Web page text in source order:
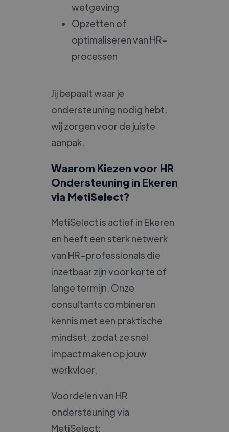
wetgeving
Opzetten of
optimaliseren van HR-
processen
Jij bepaalt waar je
ondersteuning nodig hebt,
wij zorgen voor de juiste
aanpak.
Waarom Kiezen voor HR
Ondersteuning in Ekeren
via MetiSelect?
MetiSelect is actief in Ekeren
en heeft een sterk netwerk
van HR-professionals die
inzetbaar zijn voor korte of
lange termijn. Onze
consultants combineren
kennis met een praktische
mindset, zodat ze snel
impact maken op jouw
werkvloer.
Voordelen van HR
ondersteuning via
MetiSelect: